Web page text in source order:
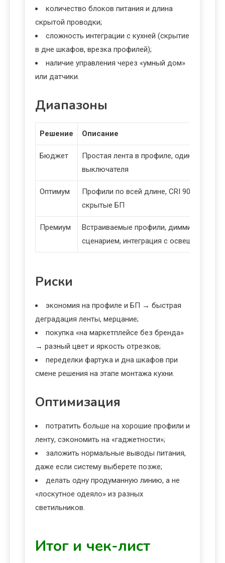
количество блоков питания и длина
скрытой проводки;
сложность интеграции с кухней (скрытие
в дне шкафов, врезка профилей);
наличие управления через «умный дом»
или датчики.
Диапазоны
Решение Описание
Бюджет
Простая лента в профиле, один БП,
выключателя
Оптимум
Профили по всей длине, CRI 90+,
скрытые БП
Премиум
Встраиваемые профили, диммирование,
сценарием, интеграция с освещением
Риски
экономия на профиле и БП → быстрая
деградация ленты, мерцание;
покупка «на маркетплейсе без бренда»
→ разный цвет и яркость отрезков;
переделки фартука и дна шкафов при
смене решения на этапе монтажа кухни.
Оптимизация
потратить больше на хорошие профили и
ленту, сэкономить на «гаджетности»;
заложить нормальные выводы питания,
даже если систему выберете позже;
делать одну продуманную линию, а не
«лоскутное одеяло» из разных
светильников.
Итог и чек-лист